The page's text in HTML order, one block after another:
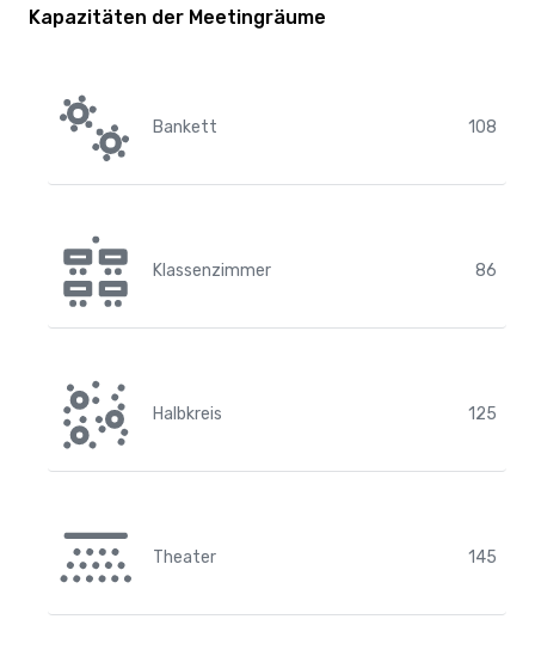
Kapazitäten der Meetingräume
Bankett 108
Klassenzimmer 86
Halbkreis 125
Theater 145